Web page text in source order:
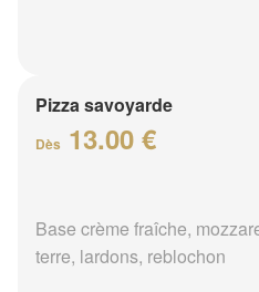
Pizza savoyarde
Dès 13.00 €
Base crème fraîche,
terre, lardons, reblochon